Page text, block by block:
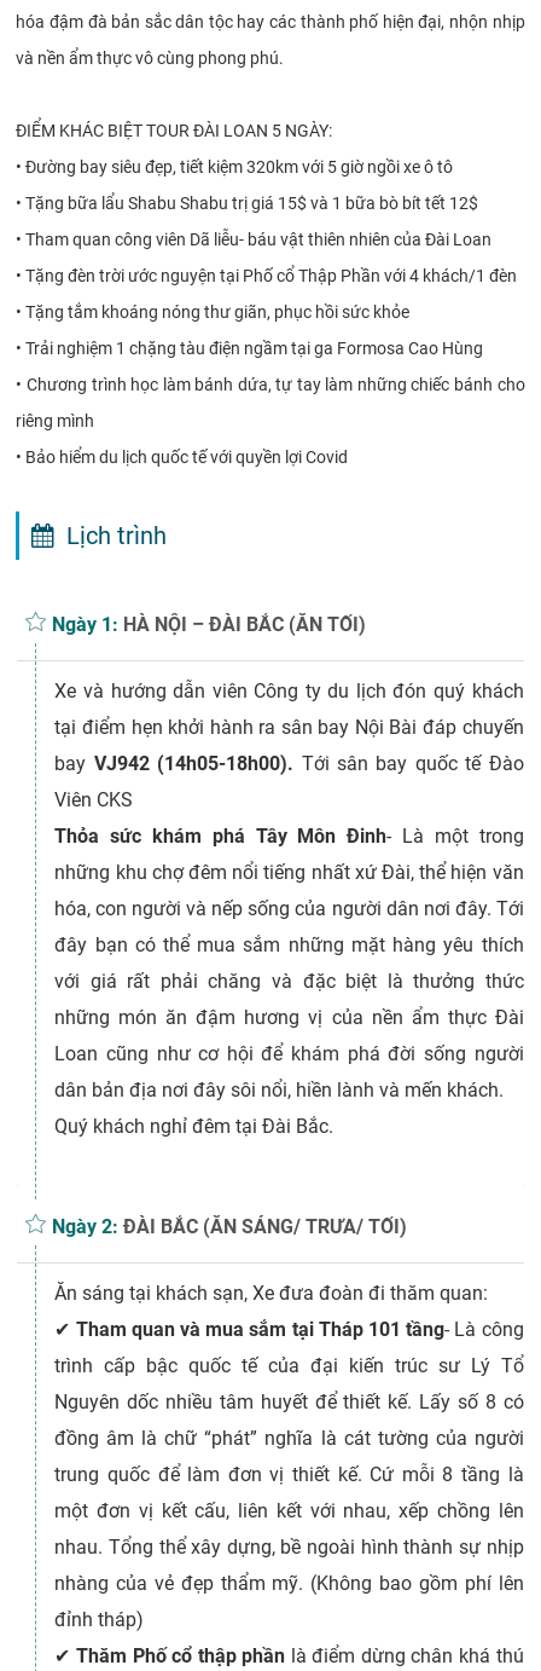
hóa đậm đà bản sắc dân tộc hay các thành phố hiện đại, nhộn nhịp
và nền ẩm thực vô cùng phong phú.
ĐIỂM KHÁC BIỆT TOUR ĐÀI LOAN 5 NGÀY:
• Đường bay siêu đẹp, tiết kiệm 320km với 5 giờ ngồi xe ô tô
• Tặng bữa lẩu Shabu Shabu trị giá 15$ và 1 bữa bò bít tết 12$
• Tham quan công viên Dã liễu- báu vật thiên nhiên của Đài Loan
• Tặng đèn trời ước nguyện tại Phố cổ Thập Phần với 4 khách/1 đèn
• Tặng tắm khoáng nóng thư giãn, phục hồi sức khỏe
• Trải nghiệm 1 chặng tàu điện ngầm tại ga Formosa Cao Hùng
• Chương trình học làm bánh dứa, tự tay làm những chiếc bánh cho
riêng mình
• Bảo hiểm du lịch quốc tế với quyền lợi Covid
Lịch trình
Ngày 1: HÀ NỘI – ĐÀI BẮC (ĂN TỐI)
Xe và hướng dẫn viên Công ty du lịch đón quý khách
tại điểm hẹn khởi hành ra sân bay Nội Bài đáp chuyến
bay VJ942 (14h05-18h00). Tới sân bay quốc tế Đào
Viên CKS
Thỏa sức khám phá Tây Môn Đinh- Là một trong
những khu chợ đêm nổi tiếng nhất xứ Đài, thể hiện văn
hóa, con người và nếp sống của người dân nơi đây. Tới
đây bạn có thể mua sắm những mặt hàng yêu thích
với giá rất phải chăng và đặc biệt là thưởng thức
những món ăn đậm hương vị của nền ẩm thực Đài
Loan cũng như cơ hội để khám phá đời sống người
dân bản địa nơi đây sôi nổi, hiền lành và mến khách.
Quý khách nghỉ đêm tại Đài Bắc.
Ngày 2:ĐÀI BẮC (ĂN SÁNG/ TRƯA/ TỐI)
Ăn sáng tại khách sạn, Xe đưa đoàn đi thăm quan:
✔ Tham quan và mua sắm tại Tháp 101 tầng- Là công
trình cấp bậc quốc tế của đại kiến trúc sư Lý Tổ
Nguyên dốc nhiều tâm huyết để thiết kế. Lấy số 8 có
đồng âm là chữ “phát” nghĩa là cát tường của người
trung quốc để làm đơn vị thiết kế. Cứ mỗi 8 tầng là
một đơn vị kết cấu, liên kết với nhau, xếp chồng lên
nhau. Tổng thể xây dựng, bề ngoài hình thành sự nhịp
nhàng của vẻ đẹp thẩm mỹ. (Không bao gồm phí lên
đỉnh tháp)
✔ Thăm Phố cổ thập phần là điểm dừng chân khá thú